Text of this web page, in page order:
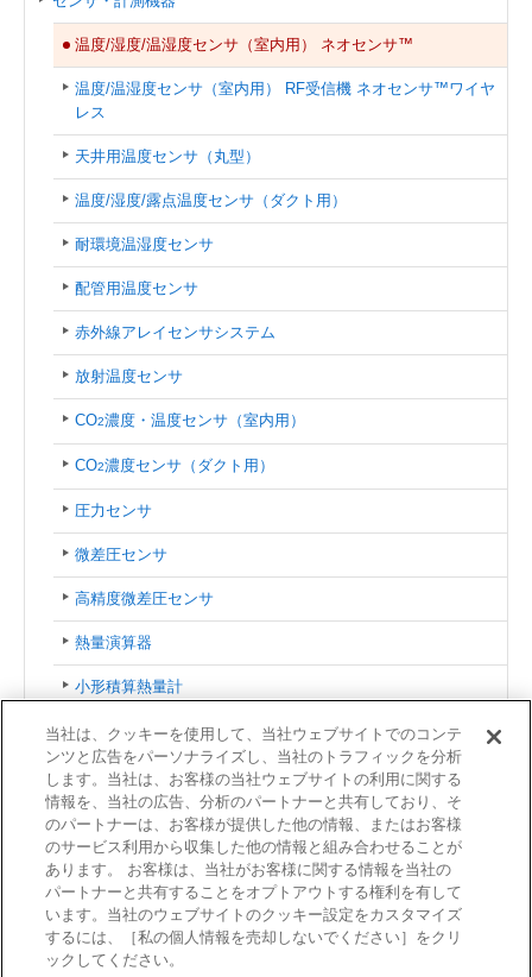
温度/湿度/温湿度センサ（室内用） ネオセンサ™
温度/温湿度センサ（室内用） RF受信機 ネオセンサ™ワイヤ
レス
天井用温度センサ（丸型）
温度/湿度/露点温度センサ（ダクト用）
耐環境温湿度センサ
配管用温度センサ
赤外線アレイセンサシステム
放射温度センサ
CO2濃度・温度センサ（室内用）
CO2濃度センサ（ダクト用）
圧力センサ
微差圧センサ
高精度微差圧センサ
熱量演算器
小形積算熱量計
温度/湿度調節器（室内用） ネオスタット™
デジタル指示調節計
関連情報
建物向け製品／サービス一覧
当社は、クッキーを使用して、当社ウェブサイトでのコンテ
ンツと広告をパーソナライズし、当社のトラフィックを分析
します。当社は、お客様の当社ウェブサイトの利用に関する
情報を、当社の広告、分析のパートナーと共有しており、そ
のパートナーは、お客様が提供した他の情報、またはお客様
のサービス利用から収集した他の情報と組み合わせることが
あります。 お客様は、当社がお客様に関する情報を当社の
パートナーと共有することをオプトアウトする権利を有して
います。当社のウェブサイトのクッキー設定をカスタマイズ
するには、［私の個人情報を売却しないでください］をクリ
ックしてください。